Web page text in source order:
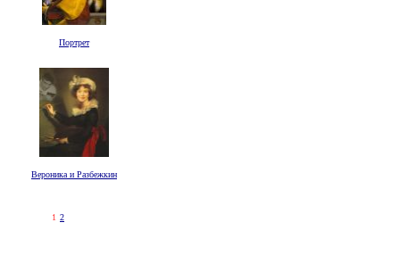
Портрет
Вероника и Разбежкин
1 2